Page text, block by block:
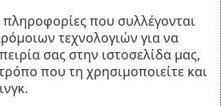
| Design & Hosting by
πληροφορίες που συλλέγονται
τεχνολογιών για να
σας στην ιστοσελίδα μας,
που τη χρησιμοποιείτε και